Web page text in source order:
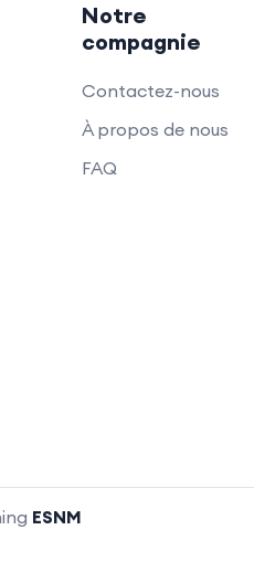
Notre
compagnie
Contactez-nous
À propos de nous
FAQ
ESNM